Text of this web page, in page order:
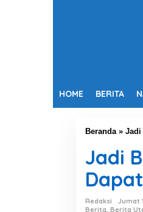
HOME BERITA
Beranda» Jadi
Jadi
Redaksi
Jumat
Berita, Berita